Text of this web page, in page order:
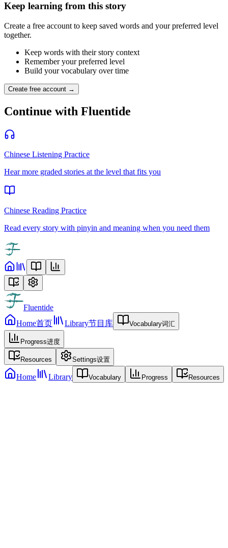
Keep learning from this story
Create a free account to keep saved words and your preferred level
together.
Keep words with their story context
Remember your preferred level
Build your vocabulary over time
Create free account →
Continue with Fluentide
Chinese Listening Practice
Hear more graded stories at the level that fits you
Chinese Reading Practice
Read every story with pinyin and meaning when you need them
Fluentide
Home首页 Library节目库 Vocabulary词汇
Progress进度
Resources Settings设置
Home Library Vocabulary Progress Resources